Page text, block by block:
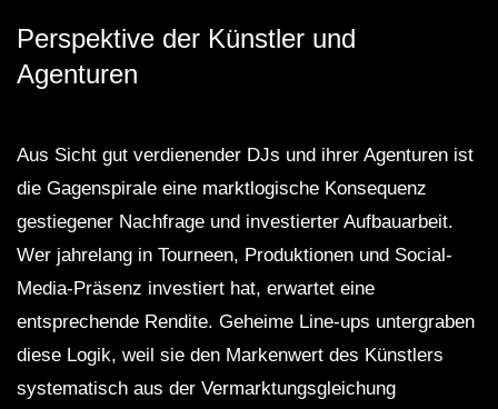
Perspektive der Künstler und
Agenturen
Aus Sicht gut verdienender DJs und ihrer Agenturen ist
die Gagenspirale eine marktlogische Konsequenz
gestiegener Nachfrage und investierter Aufbauarbeit.
Wer jahrelang in Tourneen, Produktionen und Social-
Media-Präsenz investiert hat, erwartet eine
entsprechende Rendite. Geheime Line-ups untergraben
diese Logik, weil sie den Markenwert des Künstlers
systematisch aus der Vermarktungsgleichung